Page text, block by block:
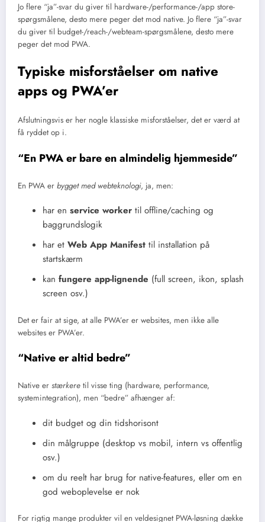
Jo flere “ja”-svar du giver til hardware-/performance-/app store-
spørgsmålene, desto mere peger det mod native. Jo flere “ja”-svar
du giver til budget-/reach-/webteam-spørgsmålene, desto mere
peger det mod PWA.
Typiske misforståelser om native
apps og PWA’er
Afslutningsvis er her nogle klassiske misforståelser, det er værd at
få ryddet op i.
“En PWA er bare en almindelig hjemmeside”
En PWA er bygget med webteknologi, ja, men:
har en service worker til offline/caching og
baggrundslogik
har et Web App Manifest til installation på
startskærm
kan fungere app-lignende (full screen, ikon, splash
screen osv.)
Det er fair at sige, at alle PWA’er er websites, men ikke alle
websites er PWA’er.
“Native er altid bedre”
Native er stærkere til visse ting (hardware, performance,
systemintegration), men “bedre” afhænger af:
dit budget og din tidshorisont
din målgruppe (desktop vs mobil, intern vs offentlig
osv.)
om du reelt har brug for native-features, eller om en
god weboplevelse er nok
For rigtig mange produkter vil en veldesignet PWA-løsning dække